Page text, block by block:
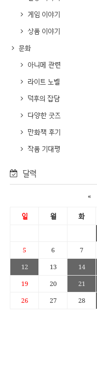
게임 이야기
상품 이야기
문화
아니메 관련
라이트 노벨
덕후의 잡담
다양한 굿즈
만화책 후기
작품 기대평
달력
«
일 월 화
5
6 7
12
13 14
19
20 21
26
27 28